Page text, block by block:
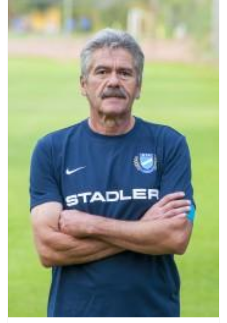
GALÉRIA
SZURKOLÓI ÉLMÉNYEK
AKKREDITÁCIÓ